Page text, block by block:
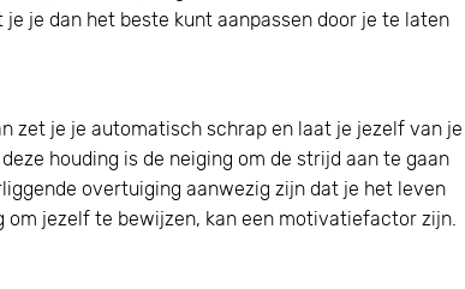
je dan het beste kunt aanpassen door je te laten
zet je je automatisch schrap en laat je jezelf van je
houding is de neiging om de strijd aan te gaan
overtuiging aanwezig zijn dat je het leven
om jezelf te bewijzen, kan een motivatiefactor zijn.